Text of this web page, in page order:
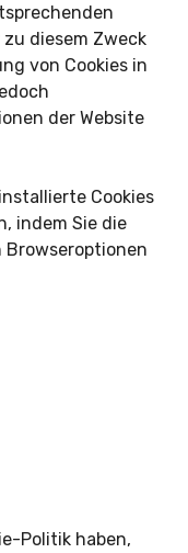
diesem Zweck
von Cookies in
der Website
Cookies
indem Sie die
Politik haben,